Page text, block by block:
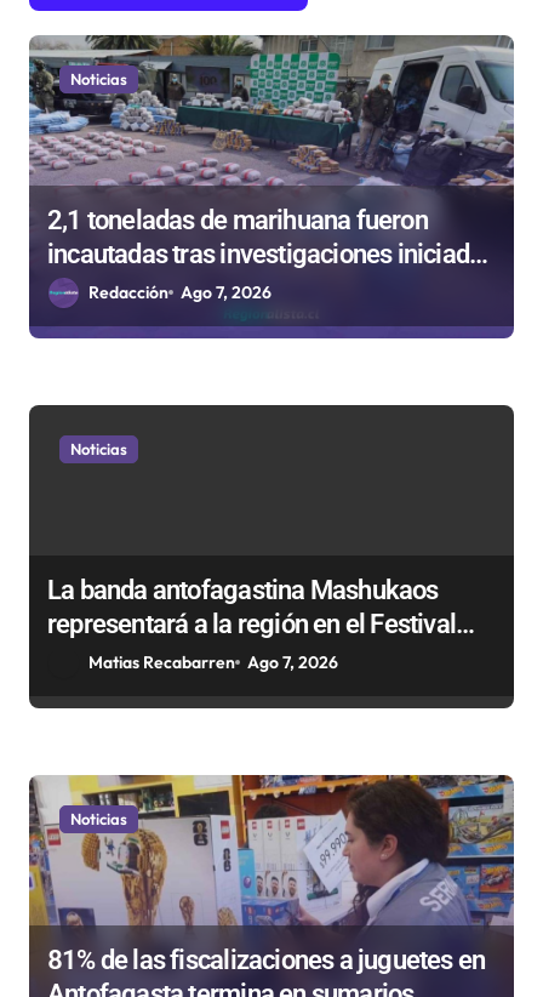
e
n
t
r
a
d
Noticias
2,1 toneladas de marihuana fueron
incautadas tras investigaciones iniciadas
en Antofagasta
Redacción Ago 7, 2026
Noticias
La banda antofagastina Mashukaos
representará a la región en el Festival
Rockódromo de Valparaíso
Matias Recabarren Ago 7, 2026
Noticias
81% de las fiscalizaciones a juguetes en